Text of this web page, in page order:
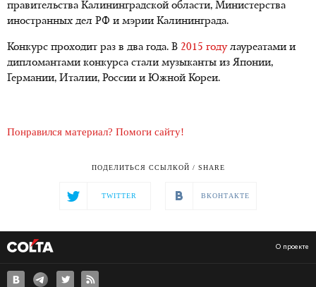
правительства Калининградской области, Министерства
иностранных дел РФ и мэрии Калининграда.
Конкурс проходит раз в два года. В 2015 годулауреатами и
дипломантами конкурса стали музыканты из Японии,
Германии, Италии, России и Южной Кореи.
Понравился материал? Помоги сайту!
ПОДЕЛИТЬСЯ ССЫЛКОЙ / SHARE
TWITTER ВКОНТАКТЕ
О проекте